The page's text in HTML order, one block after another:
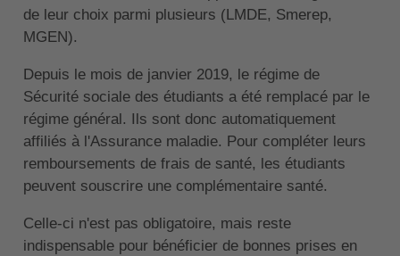
de leur choix parmi plusieurs (LMDE, Smerep,
MGEN).
Depuis le mois de janvier 2019, le régime de
Sécurité sociale des étudiants a été remplacé par le
régime général. Ils sont donc automatiquement
affiliés à l'Assurance maladie. Pour compléter leurs
remboursements de frais de santé, les étudiants
peuvent souscrire une complémentaire santé.
Celle-ci n'est pas obligatoire, mais reste
indispensable pour bénéficier de bonnes prises en